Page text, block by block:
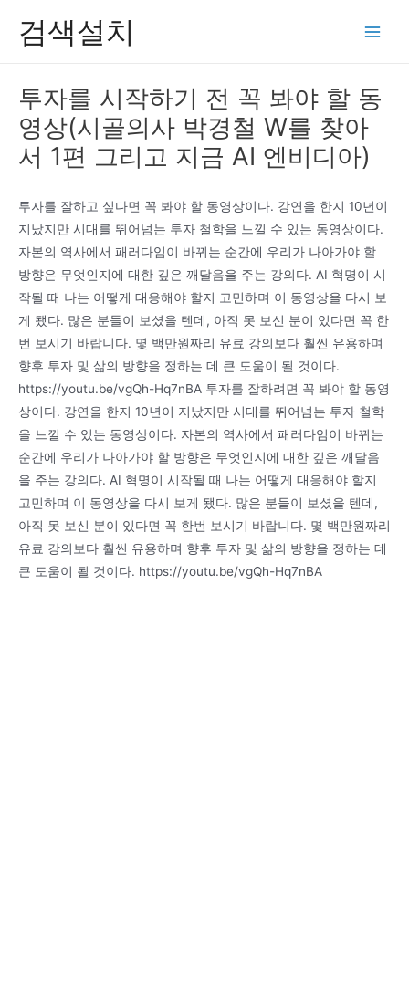
검색설치
투자를 시작하기 전 꼭 봐야 할 동
영상(시골의사 박경철 W를 찾아
서 1편 그리고 지금 AI 엔비디아)
투자를 잘하고 싶다면 꼭 봐야 할 동영상이다. 강연을 한지 10년이
지났지만 시대를 뛰어넘는 투자 철학을 느낄 수 있는 동영상이다.
자본의 역사에서 패러다임이 바뀌는 순간에 우리가 나아가야 할
방향은 무엇인지에 대한 깊은 깨달음을 주는 강의다. AI 혁명이 시
작될 때 나는 어떻게 대응해야 할지 고민하며 이 동영상을 다시 보
게 됐다. 많은 분들이 보셨을 텐데, 아직 못 보신 분이 있다면 꼭 한
번 보시기 바랍니다. 몇 백만원짜리 유료 강의보다 훨씬 유용하며
향후 투자 및 삶의 방향을 정하는 데 큰 도움이 될 것이다.
https://youtu.be/vgQh-Hq7nBA 투자를 잘하려면 꼭 봐야 할 동영
상이다. 강연을 한지 10년이 지났지만 시대를 뛰어넘는 투자 철학
을 느낄 수 있는 동영상이다. 자본의 역사에서 패러다임이 바뀌는
순간에 우리가 나아가야 할 방향은 무엇인지에 대한 깊은 깨달음
을 주는 강의다. AI 혁명이 시작될 때 나는 어떻게 대응해야 할지
고민하며 이 동영상을 다시 보게 됐다. 많은 분들이 보셨을 텐데,
아직 못 보신 분이 있다면 꼭 한번 보시기 바랍니다. 몇 백만원짜리
유료 강의보다 훨씬 유용하며 향후 투자 및 삶의 방향을 정하는 데
큰 도움이 될 것이다. https://youtu.be/vgQh-Hq7nBA